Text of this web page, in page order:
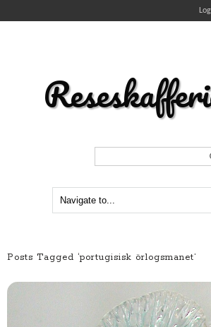
Posts Tagged ‘portugisisk örlogsmanet’